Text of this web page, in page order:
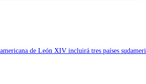
de León XIV incluirá tres países